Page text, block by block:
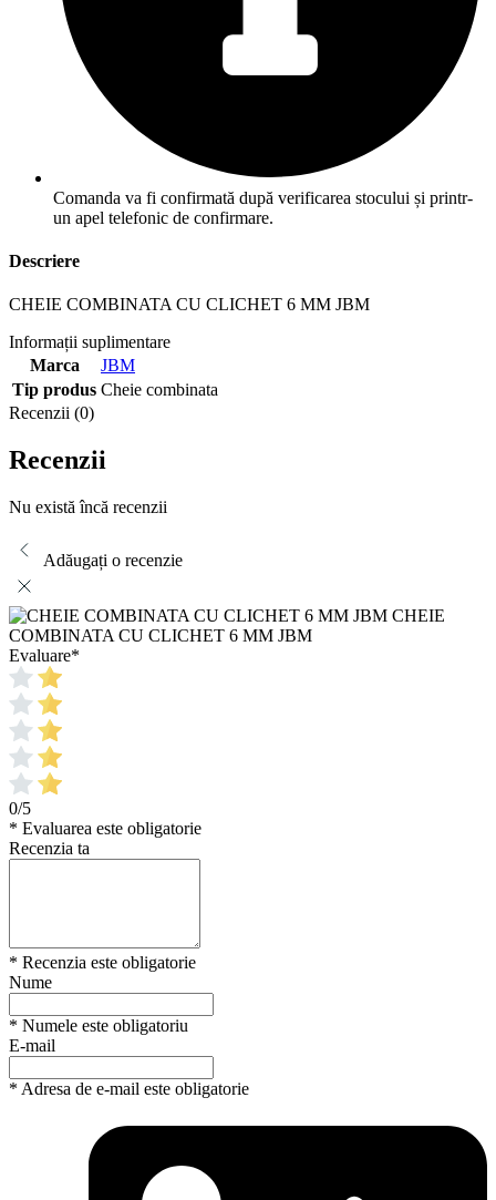
Comanda va fi confirmată după verificarea stocului și printr-
un apel telefonic de confirmare.
Descriere
CHEIE COMBINATA CU CLICHET 6 MM JBM
Informații suplimentare
Marca
JBM
Tip produs Cheie combinata
Recenzii (0)
Recenzii
Nu există încă recenzii
Adăugați o recenzie
CHEIE
COMBINATA CU CLICHET 6 MM JBM
Evaluare*
0/5
* Evaluarea este obligatorie
Recenzia ta
* Recenzia este obligatorie
Nume
* Numele este obligatoriu
E-mail
* Adresa de e-mail este obligatorie